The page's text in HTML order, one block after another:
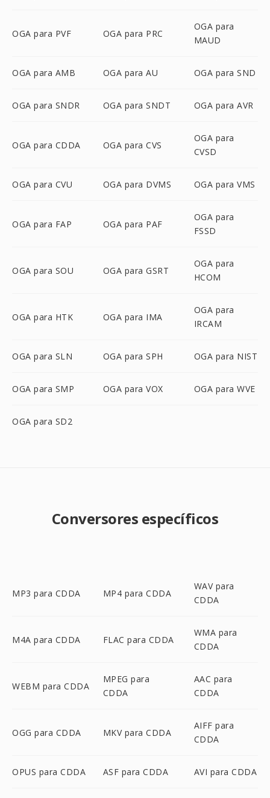
OGA para PVF OGA para PRC
OGA para
MAUD
OGA para AMB OGA para AU OGA para SND
OGA para SNDR OGA para SNDT OGA para AVR
OGA para CDDA OGA para CVS
OGA para
CVSD
OGA para CVU OGA para DVMS OGA para VMS
OGA para FAP OGA para PAF
OGA para
FSSD
OGA para SOU OGA para GSRT
OGA para
HCOM
OGA para HTK OGA para IMA
OGA para
IRCAM
OGA para SLN OGA para SPH OGA para NIST
OGA para SMP OGA para VOX OGA para WVE
OGA para SD2
Conversores específicos
MP3 para CDDA MP4 para CDDA
WAV para
CDDA
M4A para CDDA FLAC para CDDA
WMA para
CDDA
WEBM para CDDA
MPEG para
CDDA
AAC para
CDDA
OGG para CDDA MKV para CDDA
AIFF para
CDDA
OPUS para CDDA ASF para CDDA AVI para CDDA